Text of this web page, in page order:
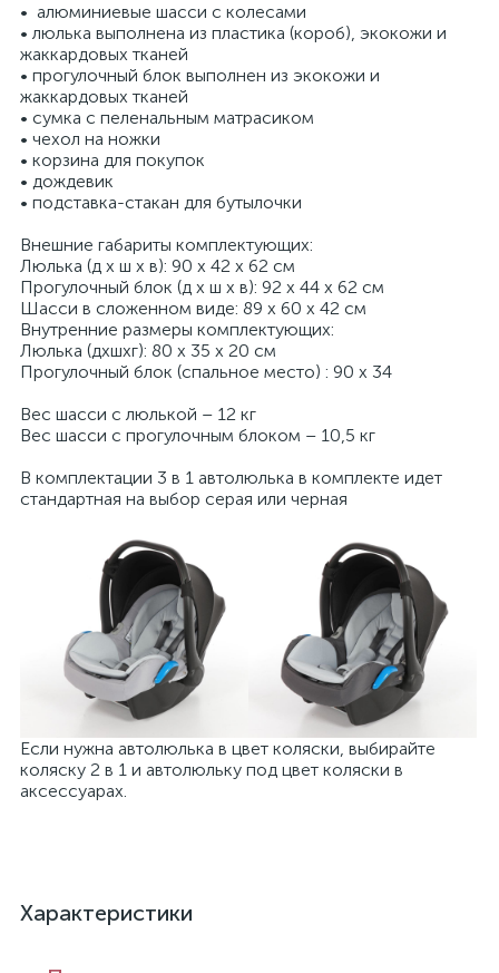
• алюминиевые шасси c колесами
• люлька выполнена из пластика (короб), экокожи и
жаккардовых тканей
• прогулочный блок выполнен из экокожи и
жаккардовых тканей
• сумка с пеленальным матрасиком
• чехол на ножки
• корзина для покупок
• дождевик
• подставка-стакан для бутылочки
Внешние габариты комплектующих:
Люлька (д x ш x в): 90 x 42 x 62 см
Прогулочный блок (д x ш x в): 92 x 44 x 62 см
Шасси в сложенном виде: 89 x 60 x 42 см
Внутренние размеры комплектующих:
Люлька (дxшxг): 80 x 35 x 20 см
Прогулочный блок (спальное место) : 90 x 34
Вес шасси с люлькой – 12 кг
Вес шасси с прогулочным блоком – 10,5 кг
В комплектации 3 в 1 автолюлька в комплекте идет
стандартная на выбор серая или черная
Если нужна автолюлька в цвет коляски, выбирайте
коляску 2 в 1 и автолюльку под цвет коляски в
аксессуарах.
Характеристики